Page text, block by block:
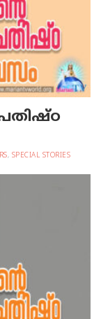
, SPECIAL STORIES